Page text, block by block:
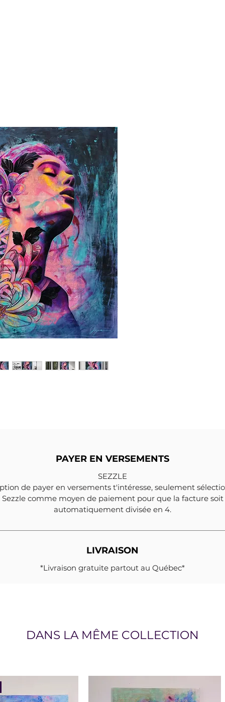
PAYER EN VERSEMENTS
SEZZLE
de payer en versements t'intéresse, seulement
Sezzle comme moyen de paiement pour que la facture soit
automatiquement divisée en 4.
LIVRAISON
*Livraison gratuite partout au Québec*
DANS LA MÊME COLLECTION